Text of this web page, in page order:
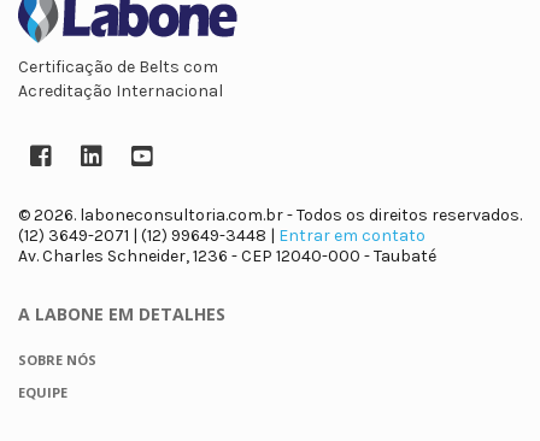
Certificação de Belts com
Acreditação Internacional
Facebook
LinkedInYouTube
© 2026. laboneconsultoria.com.br - Todos os direitos reservados.
(12) 3649-2071 | (12) 99649-3448 | Entrar em contato
Av. Charles Schneider, 1236 - CEP 12040-000 - Taubaté
A LABONE EM DETALHES
SOBRE NÓS
EQUIPE